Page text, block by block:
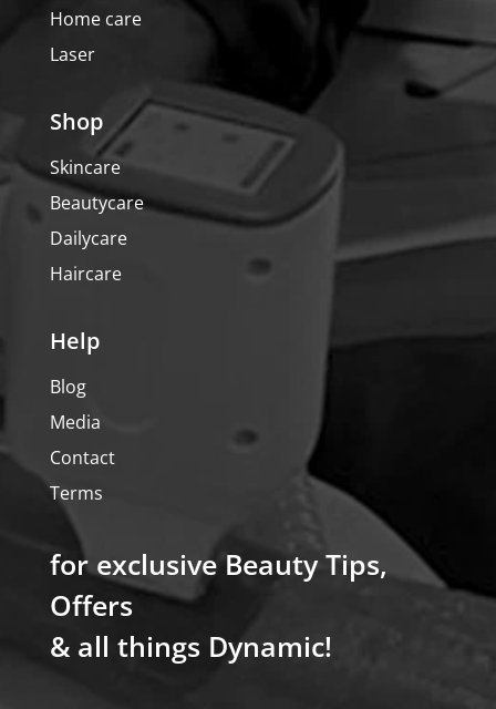
Home care
Laser
Shop
Skincare
Beautycare
Dailycare
Haircare
Help
Blog
Media
Contact
Terms
for exclusive Beauty Tips,
Offers
& all things Dynamic!